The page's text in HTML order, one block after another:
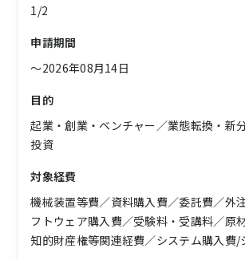
1/2
申請期間
〜2026年08月14日
目的
起業・創業・ベンチャー／業態転換・新
投資
対象経費
機械装置等費／資料購入費／委託費／外
フトウェア購入費／受験料・受講料／原
知的財産権等関連経費／システム購入費/